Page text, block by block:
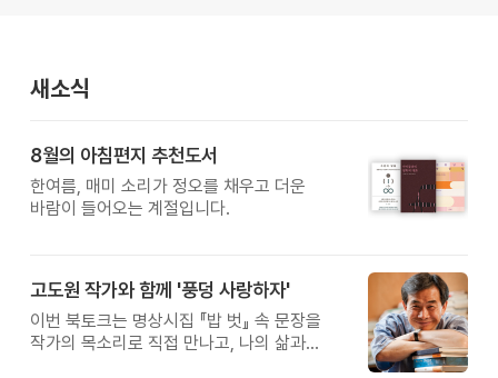
새소식
8월의 아침편지 추천도서
한여름, 매미 소리가 정오를 채우고 더운
바람이 들어오는 계절입니다.
고도원 작가와 함께 '풍덩 사랑하자'
이번 북토크는 명상시집 『밥 벗』 속 문장을
작가의 목소리로 직접 만나고, 나의 삶과